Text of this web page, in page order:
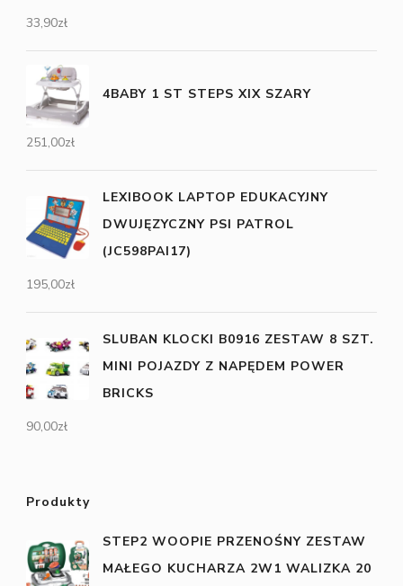
33,90zł
4BABY 1 ST STEPS XIX SZARY
251,00zł
LEXIBOOK LAPTOP EDUKACYJNY
DWUJĘZYCZNY PSI PATROL
(JC598PAI17)
195,00zł
SLUBAN KLOCKI B0916 ZESTAW 8 SZT.
MINI POJAZDY Z NAPĘDEM POWER
BRICKS
90,00zł
Produkty
STEP2 WOOPIE PRZENOŚNY ZESTAW
MAŁEGO KUCHARZA 2W1 WALIZKA 20